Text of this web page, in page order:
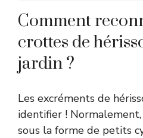
Comment
crottes de
jardin ?
Les excréments de
identifier !
sous la forme de petits